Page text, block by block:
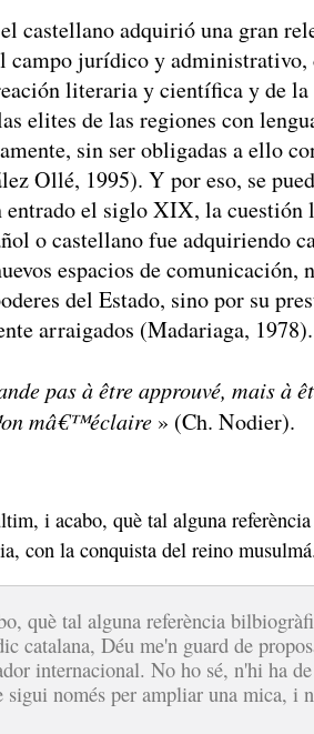
castellano adquirió una gran
campo jurídico y
literaria y científica y de
elites de las regiones con
sin ser obligadas a ello
Ollé, 1995). Y por eso, se
entrado el siglo XIX, la
o castellano fue adquiriendo
espacios de
del Estado, sino por su
arraigados (Madariaga, 1978).
pas à être approuvé, mais
mâ€™éclaire » (Ch. Nodier).
i acabo, què tal alguna
con la conquista del reino
què tal alguna referència
catalana, Déu me'n guard de
internacional. No ho sé, n'hi ha
sigui només per ampliar una mica, i